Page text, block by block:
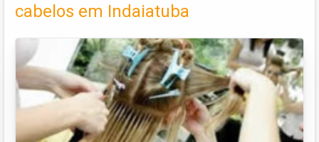
cabelos em Indaiatuba